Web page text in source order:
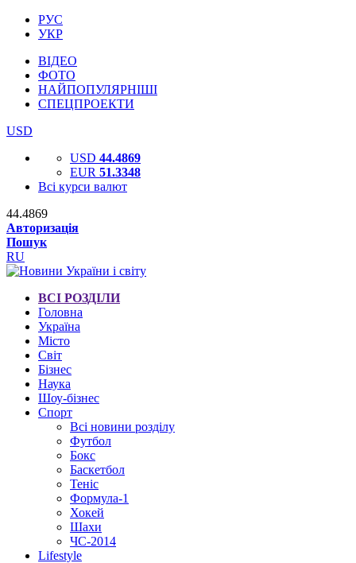
РУС
УКР
ВІДЕО
ФОТО
НАЙПОПУЛЯРНІШІ
СПЕЦПРОЕКТИ
USD
USD 44.4869
EUR 51.3348
Всі курси валют
44.4869
Авторизація
Пошук
RU
ВСІ РОЗДІЛИ
Головна
Україна
Місто
Світ
Бізнес
Наука
Шоу-бізнес
Спорт
Всі новини розділу
Футбол
Бокс
Баскетбол
Теніс
Формула-1
Хокей
Шахи
ЧС-2014
Lifestyle